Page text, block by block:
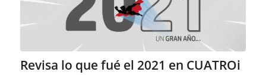
Revisa lo que fué el 2021 en CUATROi